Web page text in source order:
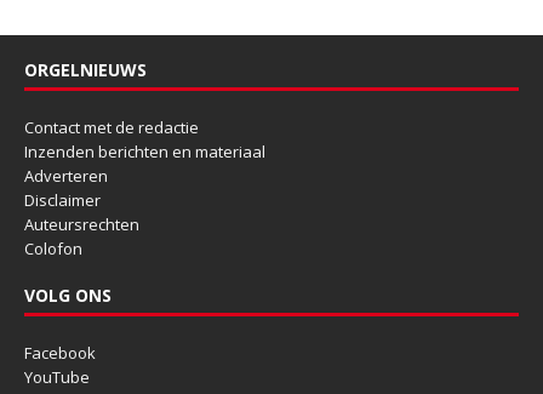
ORGELNIEUWS
Contact met de redactie
Inzenden berichten en materiaal
Adverteren
Disclaimer
Auteursrechten
Colofon
VOLG ONS
Facebook
YouTube